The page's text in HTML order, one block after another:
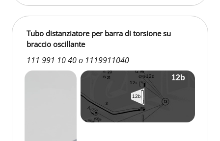
Tubo distanziatore per barra di torsione su
braccio oscillante
111 991 10 40 o 1119911040